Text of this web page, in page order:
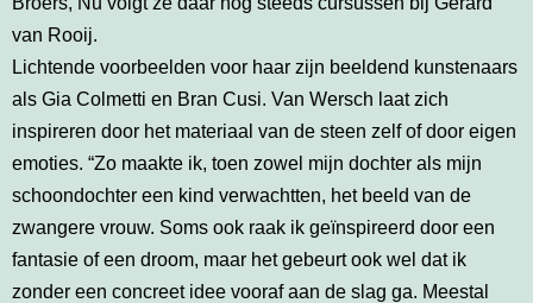
van Rooij.
Lichtende voorbeelden voor haar zijn beeldend kunstenaars
als Gia Colmetti en Bran Cusi. Van Wersch laat zich
inspireren door het materiaal van de steen zelf of door eigen
emoties. “Zo maakte ik, toen zowel mijn dochter als mijn
schoondochter een kind verwachtten, het beeld van de
zwangere vrouw. Soms ook raak ik geïnspireerd door een
fantasie of een droom, maar het gebeurt ook wel dat ik
zonder een concreet idee vooraf aan de slag ga. Meestal